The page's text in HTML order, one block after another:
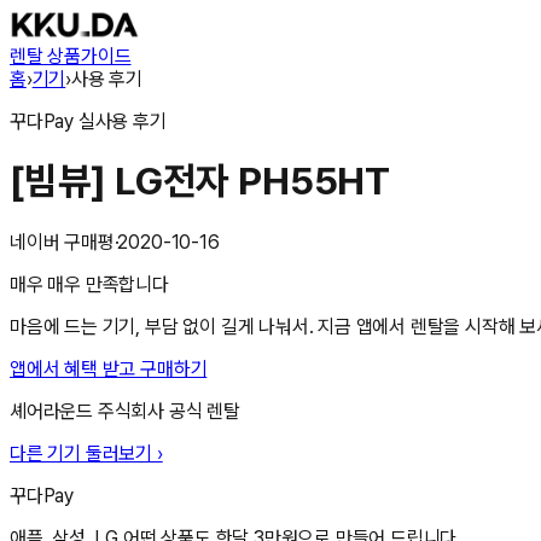
렌탈 상품가이드
홈›기기›사용 후기
꾸다Pay 실사용 후기
[빔뷰] LG전자 PH55HT
네이버 구매평·2020-10-16
매우 매우 만족합니다
마음에 드는 기기, 부담 없이 길게 나눠서. 지금 앱에서 렌탈을 시작해 보
앱에서 혜택 받고 구매하기
셰어라운드 주식회사 공식 렌탈
다른 기기 둘러보기 ›
꾸다Pay